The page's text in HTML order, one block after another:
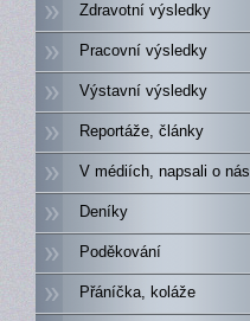
Zdravotní výsledky
Pracovní výsledky
Výstavní výsledky
Reportáže, články
V médiích, napsali o nás
Deníky
Poděkování
Přáníčka, koláže